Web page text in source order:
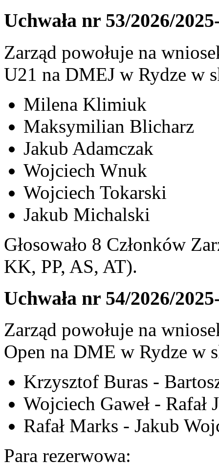
Uchwała nr 53/2026/
Zarząd powołuje na
U21 na DMEJ w Rydze w
Milena Klimiuk
Maksymilian Blicharz
Jakub Adamczak
Wojciech Wnuk
Wojciech Tokarski
Jakub Michalski
Głosowało 8 Członków
KK, PP, AS, AT).
Uchwała nr 54/2026/
Zarząd powołuje na
Open na DME w Rydze w
Krzysztof Buras -
Wojciech Gaweł - Rafał
Rafał Marks - Jakub
Para rezerwowa: